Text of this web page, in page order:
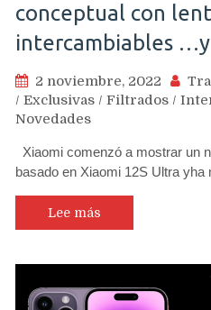
conceptual con
intercambiables
2 noviembre, 2022
/ Exclusivas / Filtrados /
Novedades
Xiaomi comenzó a mostrar un
basado en Xiaomi 12S Ultra
Lee más